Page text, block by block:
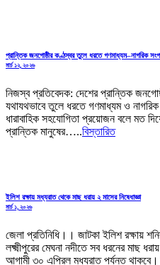
প্রান্তিক জনগোষ্ঠীর কণ্ঠস্বর তুলে ধরতে গণমাধ্যম–নাগরিক
মার্চ ১২, ২০২৬
নিজস্ব প্রতিবেদক: দেশের প্রান্তিক
যথাযথভাবে তুলে ধরতে গণমাধ্যম ও
ধারাবাহিক সহযোগিতা প্রয়োজন বলে মত
প্রান্তিক মানুষের…..বিস্তারিত
ইলিশ রক্ষায় মধ্যরাত থেকে মাছ ধরায় ২ মাসের নিষেধাজ্ঞা
মার্চ ১, ২০২৬
জেলা প্রতিনিধি।। জাটকা ইলিশ রক্ষায়
লক্ষ্মীপুরের মেঘনা নদীতে সব ধরনের মাছ
আগামী ৩০ এপ্রিল মধ্যরাত পর্যন্ত থাকবে।